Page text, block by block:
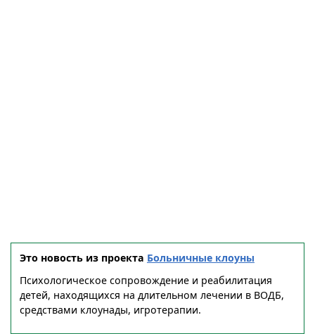
Это новость из проекта Больничные клоуны
Психологическое сопровождение и реабилитация
детей, находящихся на длительном лечении в ВОДБ,
средствами клоунады, игротерапии.